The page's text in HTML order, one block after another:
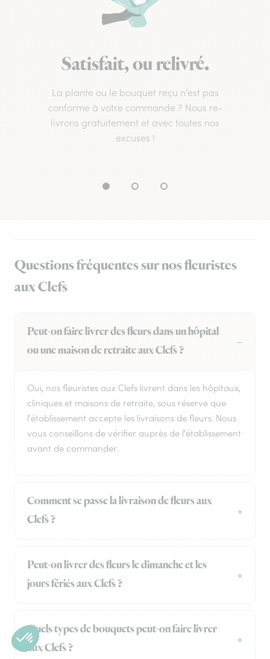
Satisfait, ou relivré.
La plante ou le bouquet reçu n’est pas
conforme à votre commande ? Nous re-
livrons gratuitement et avec toutes nos
excuses !
Questions fréquentes sur nos fleuristes
aux Clefs
Peut-on faire livrer des fleurs dans un hôpital
ou une maison de retraite aux Clefs ?
Oui, nos fleuristes aux Clefs livrent dans les hôpitaux,
cliniques et maisons de retraite, sous réserve que
l'établissement accepte les livraisons de fleurs. Nous
vous conseillons de vérifier auprès de l'établissement
avant de commander.
Comment se passe la livraison de fleurs aux
Clefs ?
Peut-on livrer des fleurs le dimanche et les
jours fériés aux Clefs ?
Quels types de bouquets peut-on faire livrer
aux Clefs ?